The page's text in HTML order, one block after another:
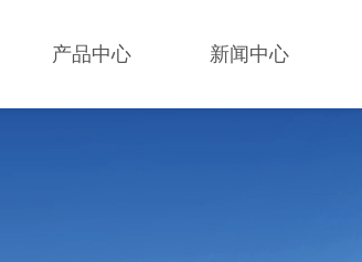
产品中心 新闻中心